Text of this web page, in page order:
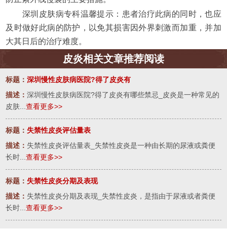
深圳皮肤病专科温馨提示：患者治疗此病的同时，也应
及时做好此病的防护，以免其损害因外界刺激而加重，并加
大其日后的治疗难度。
皮炎相关文章推荐阅读
标题：深圳慢性皮肤病医院?得了皮炎有
描述：深圳慢性皮肤病医院?得了皮炎有哪些禁忌_皮炎是一种常见的
皮肤...查看更多>>
标题： 失禁性皮炎评估量表
描述： 失禁性皮炎评估量表_失禁性皮炎是一种由长期的尿液或粪便
长时...查看更多>>
标题： 失禁性皮炎分期及表现
描述： 失禁性皮炎分期及表现_失禁性皮炎，是指由于尿液或者粪便
长时...查看更多>>